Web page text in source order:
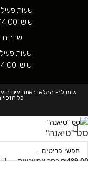
שעות פעילות: א׳-
שישי 09:00-14:00
שדרות
שעות פעילות:
שישי 09:00-14:00
שימו לב- המלאי באתר אינו
כל הזכויות
סט "טיאנה"
₪489.00 בחר אפשרויות